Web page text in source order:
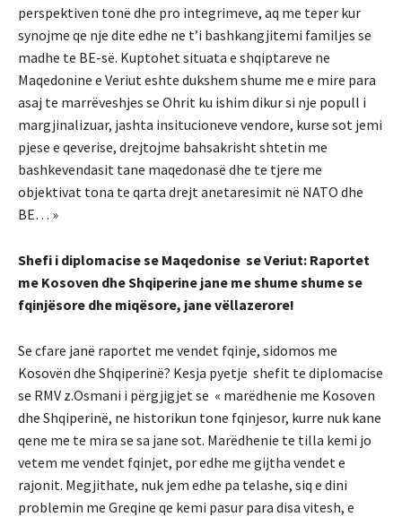
perspektiven tonë dhe pro integrimeve, aq me teper kur
synojme qe nje dite edhe ne t’i bashkangjitemi familjes se
madhe te BE-së. Kuptohet situata e shqiptareve ne
Maqedonine e Veriut eshte dukshem shume me e mire para
asaj te marrëveshjes se Ohrit ku ishim dikur si nje popull i
margjinalizuar, jashta insitucioneve vendore, kurse sot jemi
pjese e qeverise, drejtojme bahsakrisht shtetin me
bashkevendasit tane maqedonasë dhe te tjere me
objektivat tona te qarta drejt anetaresimit në NATO dhe
BE… »
Shefi i diplomacise se Maqedonise se Veriut: Raportet
me Kosoven dhe Shqiperine jane me shume shume se
fqinjësore dhe miqësore, jane vëllazerore!
Se cfare janë raportet me vendet fqinje, sidomos me
Kosovën dhe Shqiperinë? Kesja pyetje shefit te diplomacise
se RMV z.Osmani i përgjigjet se « marëdhenie me Kosoven
dhe Shqiperinë, ne historikun tone fqinjesor, kurre nuk kane
qene me te mira se sa jane sot. Marëdhenie te tilla kemi jo
vetem me vendet fqinjet, por edhe me gijtha vendet e
rajonit. Megjithate, nuk jem edhe pa telashe, siq e dini
problemin me Greqine qe kemi pasur para disa vitesh, e